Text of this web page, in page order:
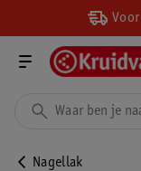
Nagellak